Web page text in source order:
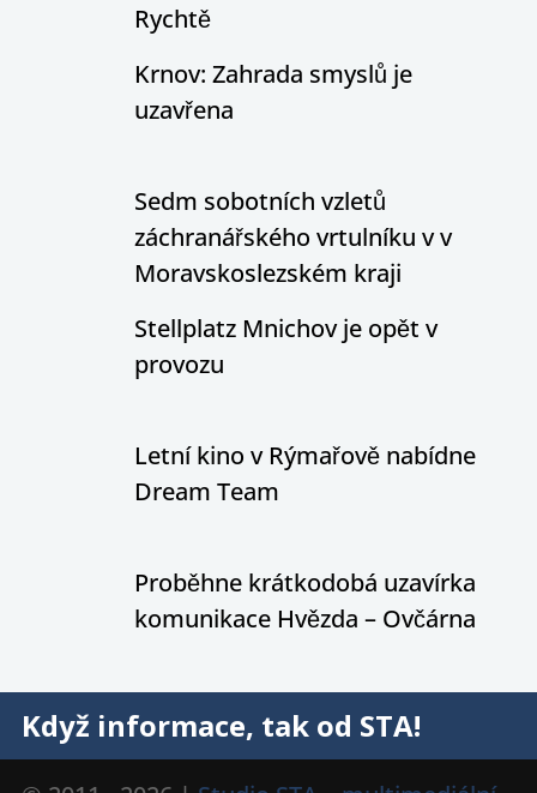
Rychtě
Krnov: Zahrada smyslů je
uzavřena
Sedm sobotních vzletů
záchranářského vrtulníku v v
Moravskoslezském kraji
Stellplatz Mnichov je opět v
provozu
Letní kino v Rýmařově nabídne
Dream Team
Proběhne krátkodobá uzavírka
komunikace Hvězda – Ovčárna
Když informace, tak od STA!